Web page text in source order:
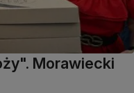
Morawiecki